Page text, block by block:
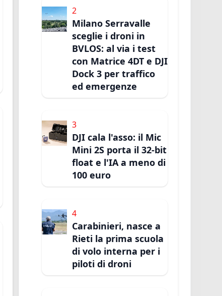
2
Milano Serravalle
sceglie i droni in
BVLOS: al via i test
con Matrice 4DT e DJI
Dock 3 per traffico
ed emergenze
3
DJI cala l'asso: il Mic
Mini 2S porta il 32-bit
float e l'IA a meno di
100 euro
4
Carabinieri, nasce a
Rieti la prima scuola
di volo interna per i
piloti di droni